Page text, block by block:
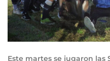
Este martes se jugaron las